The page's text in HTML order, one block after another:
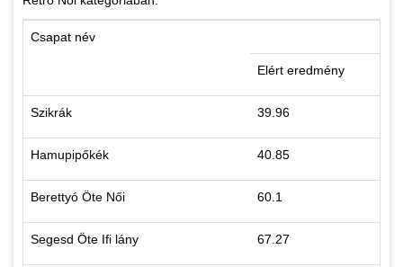
Csapat név
Elért eredmény
Szikrák 39.96
Hamupipőkék 40.85
Berettyó Öte Női 60.1
Segesd Öte Ifi lány 67.27